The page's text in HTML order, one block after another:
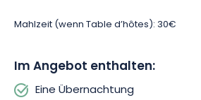
La Maison Forte.
Mahlzeit (wenn Table d’hôtes):30€
Im Angebot enthalten:
Eine Übernachtung